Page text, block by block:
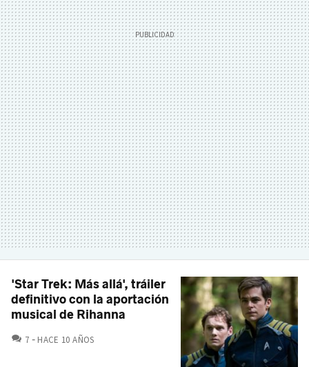
'Star Trek: Más allá', tráiler
definitivo con la aportación
musical de Rihanna
7 COMENTARIOS
HACE 10 AÑOS